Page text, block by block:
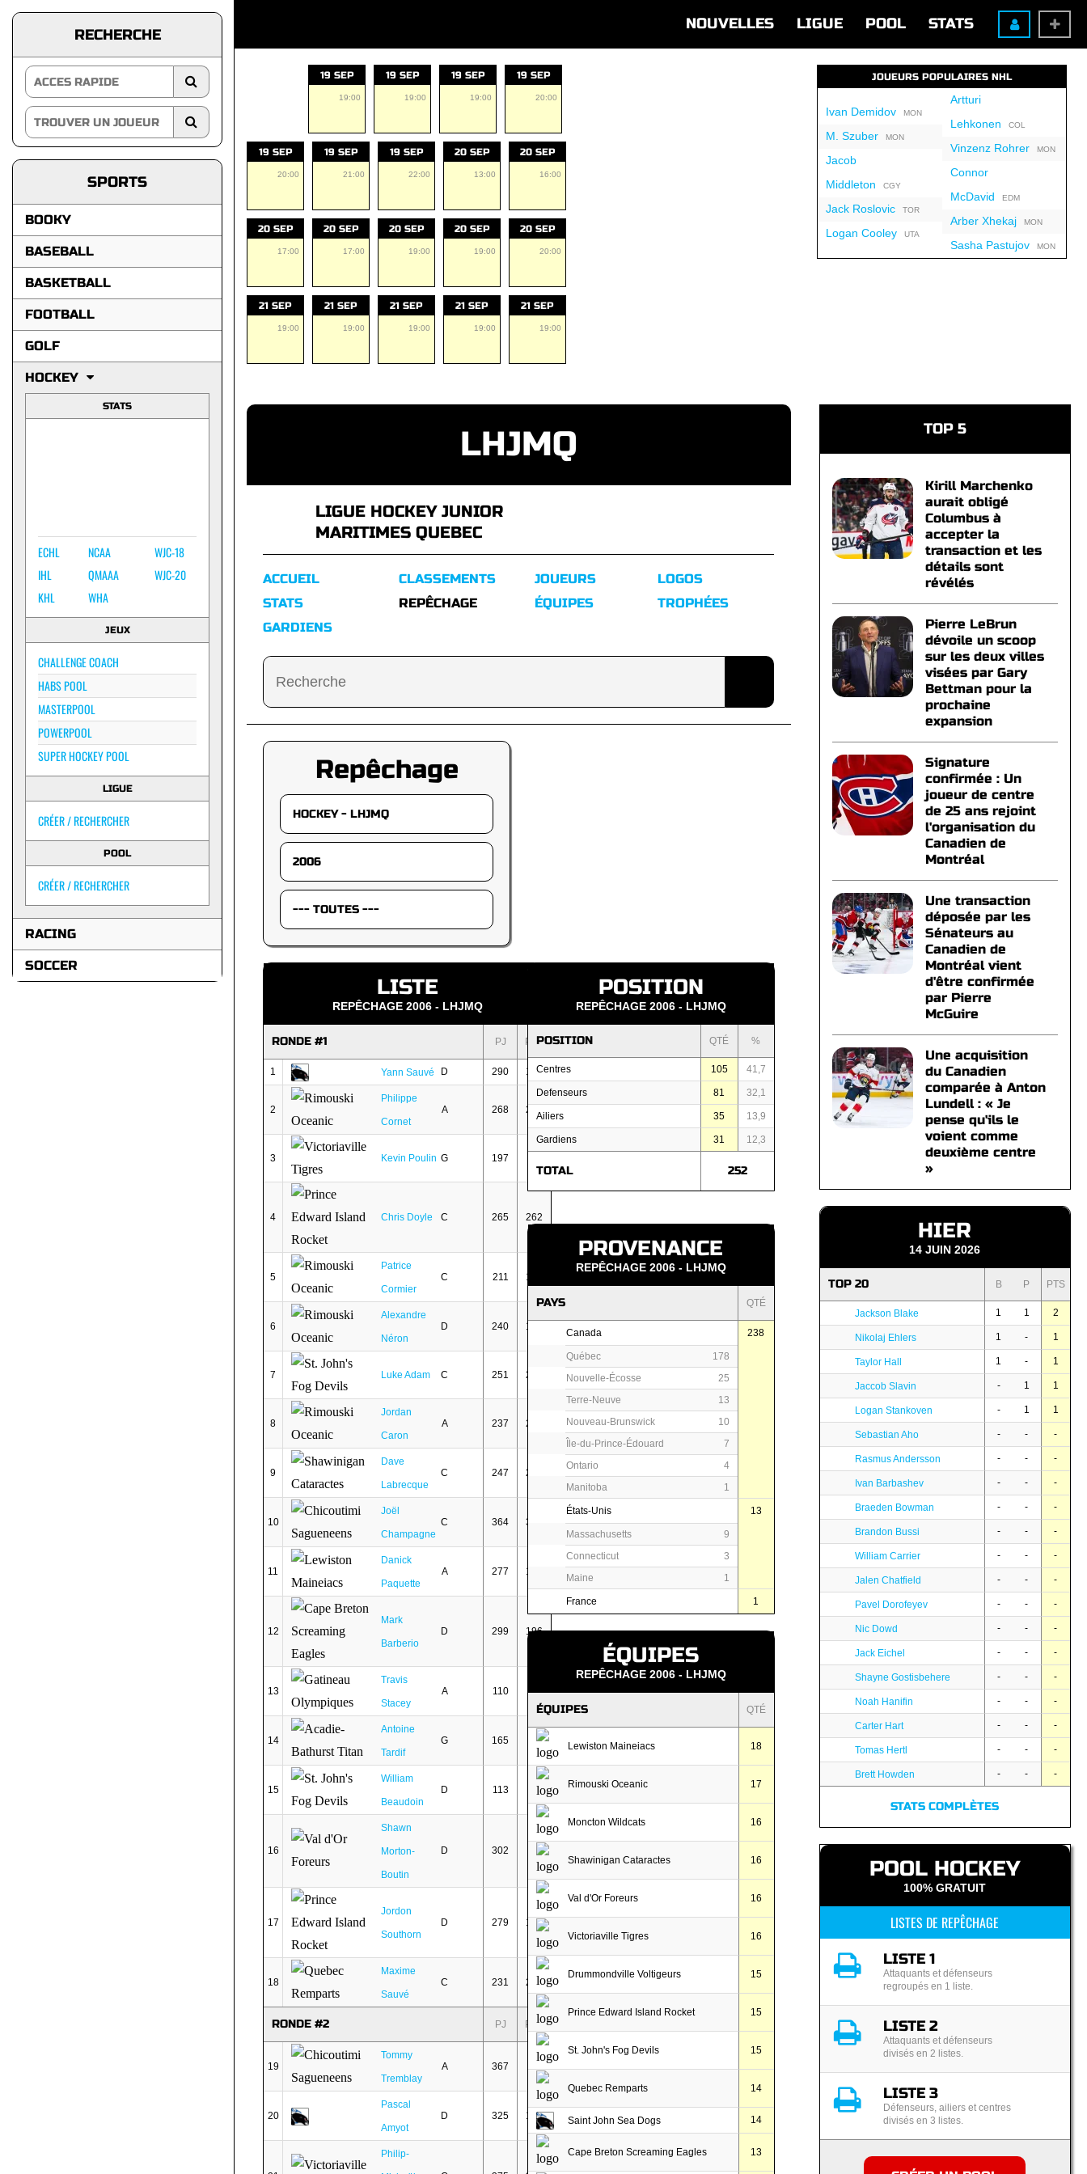
NOUVELLES LIGUE POOL STATS
RECHERCHE
SPORTS
BOOKY
BASEBALL
BASKETBALL
FOOTBALL
GOLF
HOCKEY
STATS
ECHL
IHL
KHL
NCAA
QMAAA
WHA
WJC-18
WJC-20
JEUX
CHALLENGE COACH
HABS POOL
MASTERPOOL
POWERPOOL
SUPER HOCKEY POOL
LIGUE
CRÉER / RECHERCHER
POOL
CRÉER / RECHERCHER
RACING
SOCCER
19 SEP
19:00
19 SEP
19:00
19 SEP
19:00
19 SEP
20:00
19 SEP
20:00
19 SEP
21:00
19 SEP
22:00
20 SEP
13:00
20 SEP
16:00
20 SEP
17:00
20 SEP
17:00
20 SEP
19:00
20 SEP
19:00
20 SEP
20:00
21 SEP
19:00
21 SEP
19:00
21 SEP
19:00
21 SEP
19:00
21 SEP
19:00
JOUEURS POPULAIRES NHL
Ivan DemidovMON
M. SzuberMON
Jacob
Middleton CGY
Jack RoslovicTOR
Logan CooleyUTA
Artturi
Lehkonen COL
Vinzenz RohrerMON
Connor
McDavid EDM
Arber XhekajMON
Sasha PastujovMON
LHJMQ
LIGUE HOCKEY JUNIOR
MARITIMES QUEBEC
ACCUEIL
STATS
GARDIENS
CLASSEMENTS
REPÊCHAGE
JOUEURS
ÉQUIPES
LOGOS
TROPHÉES
Repêchage
LISTE
REPÊCHAGE 2006 - LHJMQ
RONDE #1 PJ PTS
1 Yann Sauvé D 290 122
2
Philippe
Cornet
A 268 256
3 Kevin Poulin G 197
4 Chris Doyle C 265 262
5
Patrice
Cormier
C 211 163
6
Alexandre
Néron
D 240 131
7 Luke Adam C 251 234
8
Jordan
Caron
A 237 236
9
Dave
Labrecque
C 247 248
10
Joël
Champagne
C 364 320
11
Danick
Paquette
A 277 185
12
Mark
Barberio
D 299 196
13
Travis
Stacey
A 110 11
14
Antoine
Tardif
G 165 9
15
William
Beaudoin
D 113 8
16
Shawn
Morton-
Boutin
D 302 85
17
Jordon
Southorn
D 279 108
18
Maxime
Sauvé
C 231 204
RONDE #2 PJ PTS
19
Tommy
Tremblay
A 367 113
20
Pascal
Amyot
D 325 103
Philip-
POSITION
REPÊCHAGE 2006 - LHJMQ
POSITION QTÉ %
Centres 105 41,7
Defenseurs 81 32,1
Ailiers 35 13,9
Gardiens 31 12,3
TOTAL 252
PROVENANCE
REPÊCHAGE 2006 - LHJMQ
PAYS QTÉ
Canada 238
Québec
178
Nouvelle-Écosse
25
Terre-Neuve
13
Nouveau-Brunswick
10
Île-du-Prince-Édouard
7
Ontario
4
Manitoba
1
États-Unis 13
Massachusetts
9
Connecticut
3
Maine
1
France 1
ÉQUIPES
REPÊCHAGE 2006 - LHJMQ
ÉQUIPES QTÉ
Lewiston Maineiacs 18
Rimouski Oceanic 17
Moncton Wildcats 16
Shawinigan Cataractes 16
Val d'Or Foreurs 16
Victoriaville Tigres 16
Drummondville Voltigeurs 15
Prince Edward Island Rocket 15
St. John's Fog Devils 15
Quebec Remparts 14
Saint John Sea Dogs 14
Cape Breton Screaming Eagles 13
TOP 5
Kirill Marchenko
aurait obligé
Columbus à
accepter la
transaction et les
détails sont
révélés
Pierre LeBrun
dévoile un scoop
sur les deux villes
visées par Gary
Bettman pour la
prochaine
expansion
Signature
confirmée : Un
joueur de centre
de 25 ans rejoint
l'organisation du
Canadien de
Montréal
Une transaction
déposée par les
Sénateurs au
Canadien de
Montréal vient
d'être confirmée
par Pierre
McGuire
Une acquisition
du Canadien
comparée à Anton
Lundell : « Je
pense qu'ils le
voient comme
deuxième centre
»
HIER
14 JUIN 2026
TOP 20 B P PTS
Jackson Blake 1 1 2
Nikolaj Ehlers 1 - 1
Taylor Hall 1 - 1
Jaccob Slavin - 1 1
Logan Stankoven - 1 1
Sebastian Aho - - -
Rasmus Andersson - - -
Ivan Barbashev - - -
Braeden Bowman - - -
Brandon Bussi - - -
William Carrier - - -
Jalen Chatfield - - -
Pavel Dorofeyev - - -
Nic Dowd - - -
Jack Eichel - - -
Shayne Gostisbehere - - -
Noah Hanifin - - -
Carter Hart - - -
Tomas Hertl - - -
Brett Howden - - -
STATS COMPLÈTES
POOL HOCKEY
100% GRATUIT
LISTES DE REPÊCHAGE
LISTE 1
Attaquants et défenseurs
regroupés en 1 liste.
LISTE 2
Attaquants et défenseurs
divisés en 2 listes.
LISTE 3
Défenseurs, ailiers et centres
divisés en 3 listes.